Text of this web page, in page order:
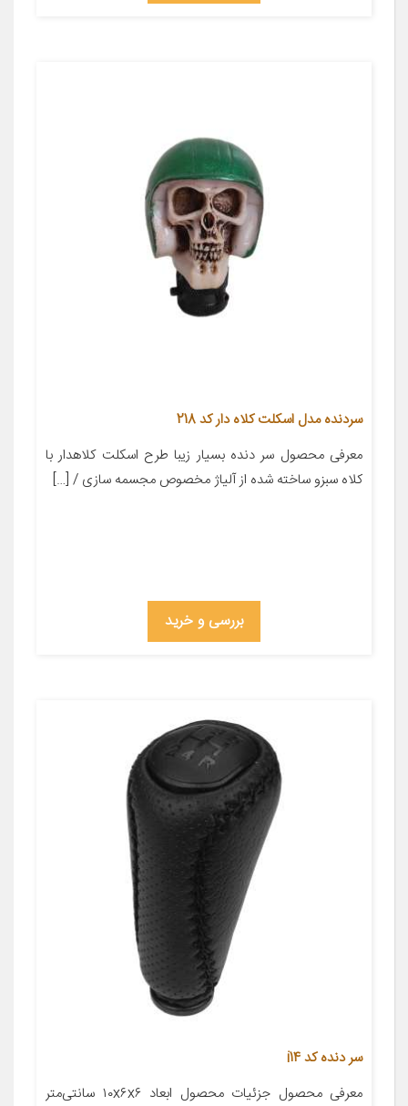
سردنده مدل اسکلت کلاه دار کد 218
معرفی محصول سر دنده بسیار زیبا طرح اسکلت کلاهدار با
کلاه سبزو ساخته شده از آلیاژ مخصوص مجسمه سازی / […]
بررسی و خرید
سر دنده کد i14
معرفی محصول جزئیات محصول ابعاد ۱۰x۶x۶ سانتی‌متر